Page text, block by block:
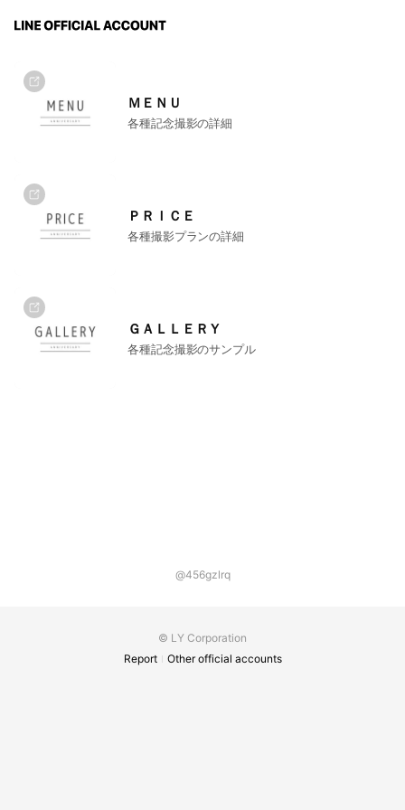
ＭＥＮＵ
各種記念撮影の詳細
ＰＲＩＣＥ
各種撮影プランの詳細
ＧＡＬＬＥＲＹ
各種記念撮影のサンプル
@456gzlrq
© LY Corporation
Report
Other official accounts